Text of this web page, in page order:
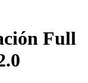
Full